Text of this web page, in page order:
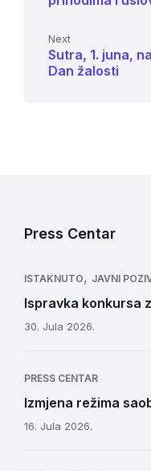
Next
Sutra, 1. juna,
Dan žalosti
Press Centar
ISTAKNUTO, JAVNI
Ispravka konkursa
30. Jula 2026.
PRESS CENTAR
Izmjena režima
16. Jula 2026.